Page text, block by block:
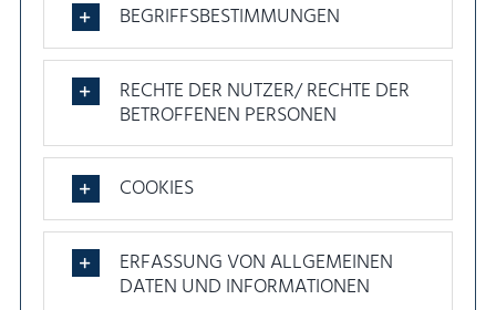
BEGRIFFSBESTIMMUNGEN
RECHTE DER NUTZER/ RECHTE DER
BETROFFENEN PERSONEN
COOKIES
ERFASSUNG VON ALLGEMEINEN
DATEN UND INFORMATIONEN